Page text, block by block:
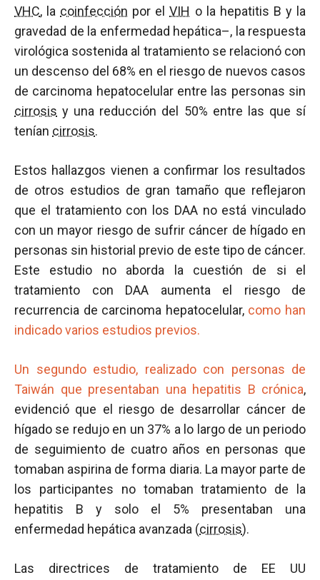
VHC, la coinfección por elVIH o la hepatitis B y la
gravedad de la enfermedad hepática–, la respuesta
virológica sostenida al tratamiento se relacionó con
un descenso del 68% en el riesgo de nuevos casos
de carcinoma hepatocelular entre las personas sin
cirrosis y una reducción del 50% entre las que sí
tenían cirrosis.
Estos hallazgos vienen a confirmar los resultados
de otros estudios de gran tamaño que reflejaron
que el tratamiento con los DAA no está vinculado
con un mayor riesgo de sufrir cáncer de hígado en
personas sin historial previo de este tipo de cáncer.
Este estudio no aborda la cuestión de si el
tratamiento con DAA aumenta el riesgo de
recurrencia de carcinoma hepatocelular, como han
indicado varios estudios previos.
Un segundo estudio, realizado con personas de
Taiwán que presentaban una hepatitis B crónica,
evidenció que el riesgo de desarrollar cáncer de
hígado se redujo en un 37% a lo largo de un periodo
de seguimiento de cuatro años en personas que
tomaban aspirina de forma diaria. La mayor parte de
los participantes no tomaban tratamiento de la
hepatitis B y solo el 5% presentaban una
enfermedad hepática avanzada (cirrosis).
Las directrices de tratamiento de EE UU